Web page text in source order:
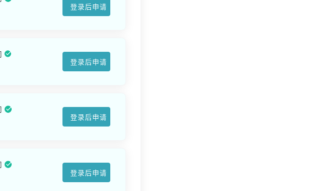
登录后申请
登录后申请
登录后申请
登录后申请